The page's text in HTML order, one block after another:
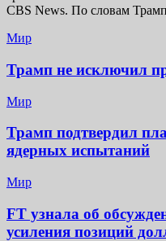
CBS News. По словам
Мир
Трамп не исключил
Мир
Трамп подтвердил
ядерных испытаний
Мир
FT узнала об
усиления позиций